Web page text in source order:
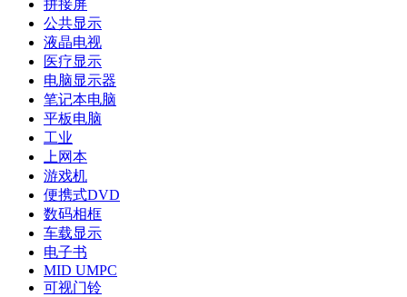
拼接屏
公共显示
液晶电视
医疗显示
电脑显示器
笔记本电脑
平板电脑
工业
上网本
游戏机
便携式DVD
数码相框
车载显示
电子书
MID UMPC
可视门铃